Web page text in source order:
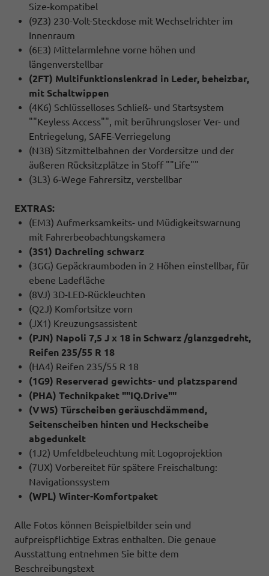
Size-kompatibel
(9Z3) 230-Volt-Steckdose mit Wechselrichter im
Innenraum
(6E3) Mittelarmlehne vorne höhen und
längenverstellbar
(2FT) Multifunktionslenkrad in Leder, beheizbar,
mit Schaltwippen
(4K6) Schlüsselloses Schließ- und Startsystem
""Keyless Access"", mit berührungsloser Ver- und
Entriegelung, SAFE-Verriegelung
(N3B) Sitzmittelbahnen der Vordersitze und der
äußeren Rücksitzplätze in Stoff ""Life""
(3L3) 6-Wege Fahrersitz, verstellbar
EXTRAS:
(EM3) Aufmerksamkeits- und Müdigkeitswarnung
mit Fahrerbeobachtungskamera
(3S1) Dachreling schwarz
(3GG) Gepäckraumboden in 2 Höhen einstellbar, für
ebene Ladefläche
(8VJ) 3D-LED-Rückleuchten
(Q2J) Komfortsitze vorn
(JX1) Kreuzungsassistent
(PJN) Napoli 7,5 J x 18 in Schwarz /glanzgedreht,
Reifen 235/55 R 18
(HA4) Reifen 235/55 R 18
(1G9) Reserverad gewichts- und platzsparend
(PHA) Technikpaket ""IQ.Drive""
(VW5) Türscheiben geräuschdämmend,
Seitenscheiben hinten und Heckscheibe
abgedunkelt
(1J2) Umfeldbeleuchtung mit Logoprojektion
(7UX) Vorbereitet für spätere Freischaltung:
Navigationssystem
(WPL) Winter-Komfortpaket
Alle Fotos können Beispielbilder sein und
aufpreispflichtige Extras enthalten. Die genaue
Ausstattung entnehmen Sie bitte dem
Beschreibungstext